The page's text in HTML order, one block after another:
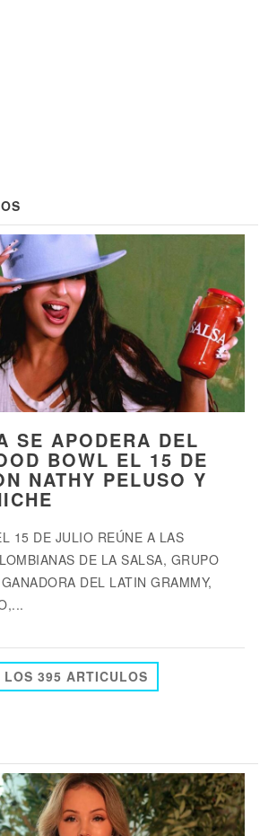
SE APODERA DEL
BOWL EL 15 DE
NATHY PELUSO Y
15 DE JULIO REÚNE A LAS
DE LA SALSA, GRUPO
DEL LATIN GRAMMY,
LOS 395 ARTICULOS